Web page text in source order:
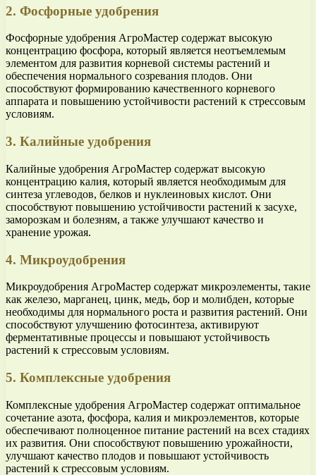
2. Фосфорные удобрения
Фосфорные удобрения АгроМастер содержат высокую
концентрацию фосфора, который является неотъемлемым
элементом для развития корневой системы растений и
обеспечения нормального созревания плодов. Они
способствуют формированию качественного корневого
аппарата и повышению устойчивости растений к стрессовым
условиям.
3. Калийные удобрения
Калийные удобрения АгроМастер содержат высокую
концентрацию калия, который является необходимым для
синтеза углеводов, белков и нуклеиновых кислот. Они
способствуют повышению устойчивости растений к засухе,
заморозкам и болезням, а также улучшают качество и
хранение урожая.
4. Микроудобрения
Микроудобрения АгроМастер содержат микроэлементы, такие
как железо, марганец, цинк, медь, бор и молибден, которые
необходимы для нормального роста и развития растений. Они
способствуют улучшению фотосинтеза, активируют
ферментативные процессы и повышают устойчивость
растений к стрессовым условиям.
5. Комплексные удобрения
Комплексные удобрения АгроМастер содержат оптимальное
сочетание азота, фосфора, калия и микроэлементов, которые
обеспечивают полноценное питание растений на всех стадиях
их развития. Они способствуют повышению урожайности,
улучшают качество плодов и повышают устойчивость
растений к стрессовым условиям.